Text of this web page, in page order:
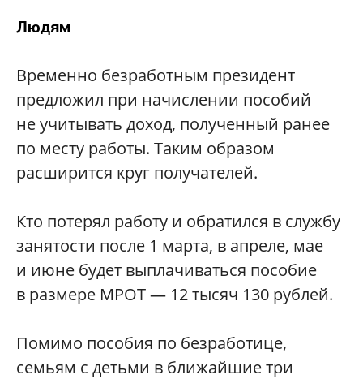
Людям
Временно безработным президент
предложил при начислении пособий
не учитывать доход, полученный ранее
по месту работы. Таким образом
расширится круг получателей.
Кто потерял работу и обратился в службу
занятости после 1 марта, в апреле, мае
и июне будет выплачиваться пособие
в размере МРОТ — 12 тысяч 130 рублей.
Помимо пособия по безработице,
семьям с детьми в ближайшие три